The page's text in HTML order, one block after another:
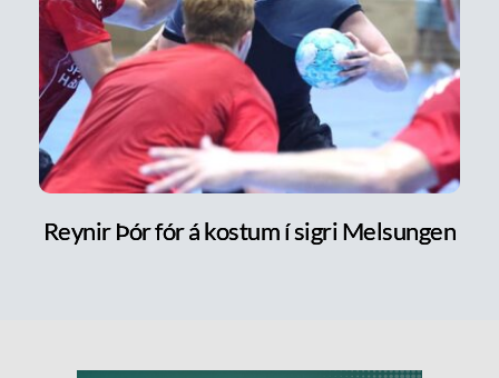
Reynir Þór fór á kostum í sigri Melsungen